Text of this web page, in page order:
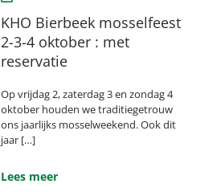
KHO Bierbeek mosselfeest
2-3-4 oktober : met
reservatie
Op vrijdag 2, zaterdag 3 en zondag 4
oktober houden we traditiegetrouw
ons jaarlijks mosselweekend. Ook dit
jaar […]
Lees meer